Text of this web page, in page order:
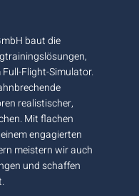
baut die
Flight-Simulator.
realistischer,
Mit flachen
engagierten
meistern wir auch
und schaffen